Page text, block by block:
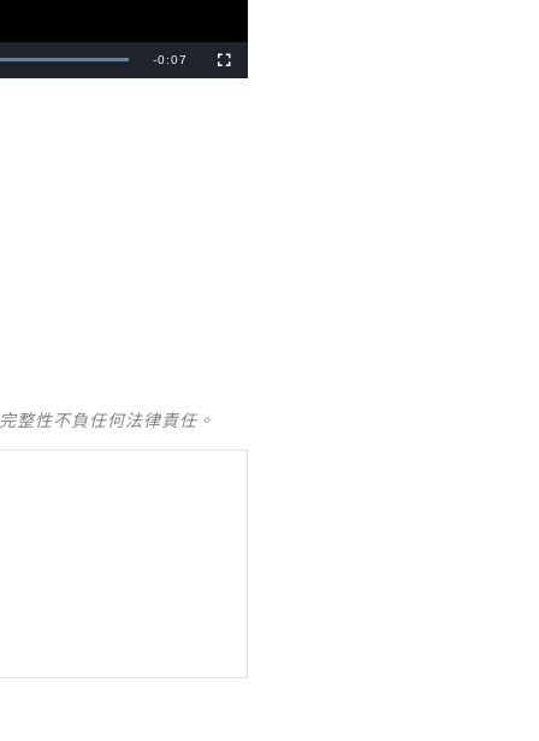
Remaining
-0:07 Fullscreen
整性不負任何法律責任。